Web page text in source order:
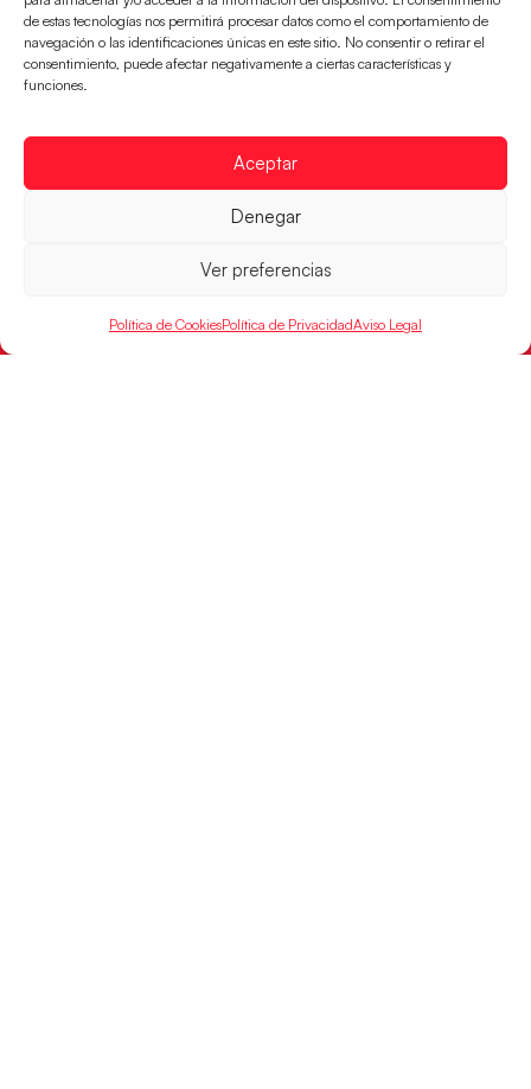
de estas tecnologías nos permitirá procesar datos como el comportamiento de
navegación o las identificaciones únicas en este sitio. No consentir o retirar el
consentimiento, puede afectar negativamente a ciertas características y
funciones.
Aceptar
Denegar
Ver preferencias
Política de CookiesPolítica de PrivacidadAviso Legal
CONTACTO
FINANCIADO
RFEBM © 2024. Todos los derechos reservados –
Desarrollado por